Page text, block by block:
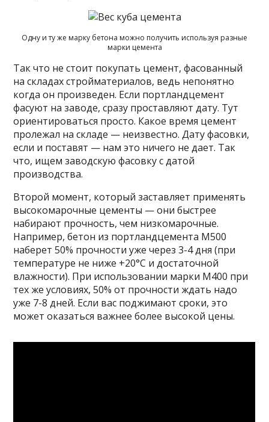
Одну и ту же марку бетона можно получить используя разные
марки цемента
Так что не стоит покупать цемент, фасованный
на складах стройматериалов, ведь непонятно
когда он произведен. Если портландцемент
фасуют на заводе, сразу проставляют дату. Тут
ориентироваться просто. Какое время цемент
пролежал на складе — неизвестно. Дату фасовки,
если и поставят — нам это ничего не дает. Так
что, ищем заводскую фасовку с датой
производства.
Второй момент, который заставляет применять
высокомарочные цементы — они быстрее
набирают прочность, чем низкомарочные.
Например, бетон из портландцемента М500
наберет 50% прочности уже через 3-4 дня (при
температуре не ниже +20°C и достаточной
влажности). При использовании марки М400 при
тех же условиях, 50% от прочности ждать надо
уже 7-8 дней. Если вас поджимают сроки, это
может оказаться важнее более высокой цены.